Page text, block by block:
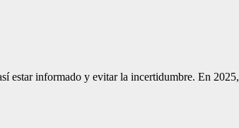
estar informado y evitar la incertidumbre. En